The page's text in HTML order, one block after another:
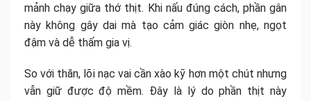
mảnh chạy giữa thớ thịt. Khi nấu đúng cách, phần gân
này không gây dai mà tạo cảm giác giòn nhẹ, ngọt
đậm và dễ thấm gia vị.
So với thăn, lõi nạc vai cần xào kỹ hơn một chút nhưng
vẫn giữ được độ mềm. Đây là lý do phần thịt này